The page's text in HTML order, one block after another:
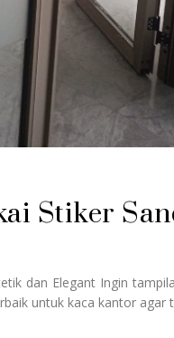
Stiker
dan Elegant Ingin
untuk kaca kantor agar